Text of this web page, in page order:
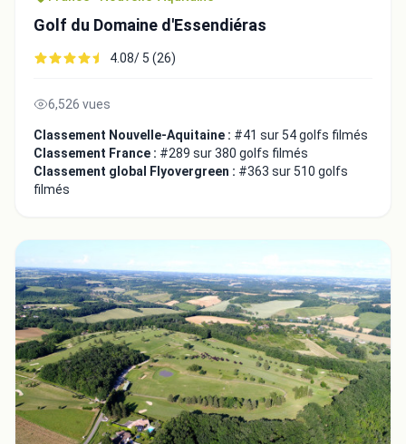
Golf du Domaine d'Essendiéras
4.08/ 5 (26)
6,526 vues
Classement Nouvelle-Aquitaine : #41 sur 54 golfs filmés
Classement France : #289 sur 380 golfs filmés
Classement global Flyovergreen : #363 sur 510 golfs
filmés
Fermer